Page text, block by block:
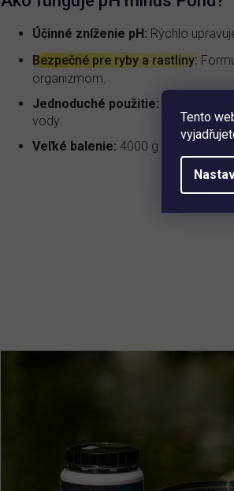
Tento
Účinné zníženie pH: Rýchlo
Bezpečné pre ryby a rastliny:
organizmom.
Jednoduché použitie:
vody.
Veľké balenie: 4000 g balenie